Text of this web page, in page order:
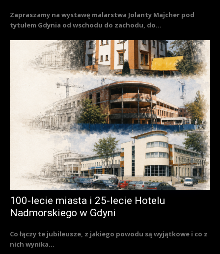
Zapraszamy na wystawę malarstwa Jolanty Majcher pod
tytułem Gdynia od wschodu do zachodu, do...
100-lecie miasta i 25-lecie Hotelu
Nadmorskiego w Gdyni
Co łączy te jubileusze, z jakiego powodu są wyjątkowe i co z
nich wynika...